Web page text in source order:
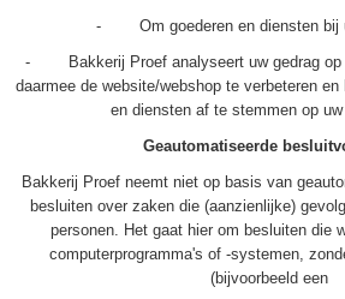
- Om goederen en diensten bij
- Bakkerij Proef analyseert uw gedrag op
daarmee de website/webshop te verbeteren
en diensten af te stemmen op uw
Geautomatiseerde
Bakkerij Proef neemt niet op basis van
besluiten over zaken die (aanzienlijke)
personen. Het gaat hier om besluiten die
computerprogramma's of -systemen,
(bijvoorbeeld een